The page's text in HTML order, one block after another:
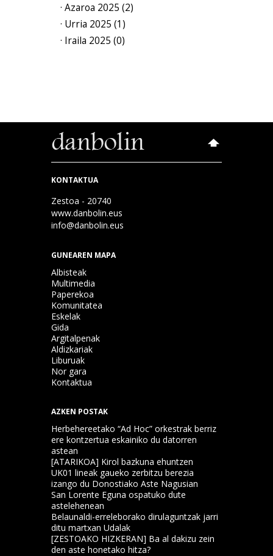
· Azaroa 2025 (2)
· Urria 2025 (1)
· Iraila 2025 (0)
KONTAKTUA
Zestoa - 20740
www.danbolin.eus
info@danbolin.eus
GUNEAREN MAPA
Albisteak
Multimedia
Paperekoa
Komunitatea
Eskelak
Gida
Argitalpenak
Aldizkariak
Liburuak
Nor gara
Kontaktua
AZKEN POSTAK
Herbehereetako “Ad Hoc” orkestrak berriz
ere kontzertua eskainiko du datorren
astean
[ATARIKOA] Kirol bazkuna ehuntzen
UK01 lineak gaueko zerbitzu berezia
izango du Donostiako Aste Nagusian
San Lorente Eguna ospatuko dute
astelehenean
Belaunaldi-erreleborako dirulaguntzak jarri
ditu martxan Udalak
[ZESTOAKO HIZKERAN] Ba al dakizu zein
den aste honetako hitza?